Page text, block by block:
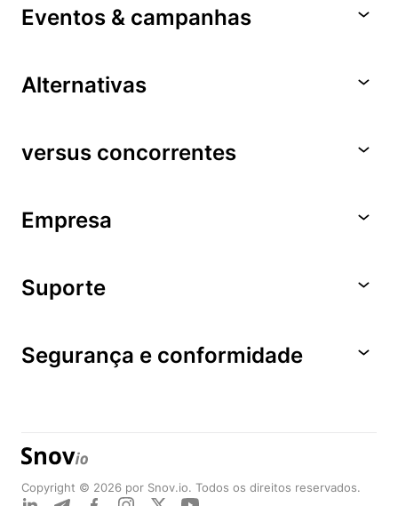
Eventos & campanhas
Alternativas
versus concorrentes
Empresa
Suporte
Segurança e conformidade
Copyright © 2026 por Snov.io. Todos os direitos reservados.